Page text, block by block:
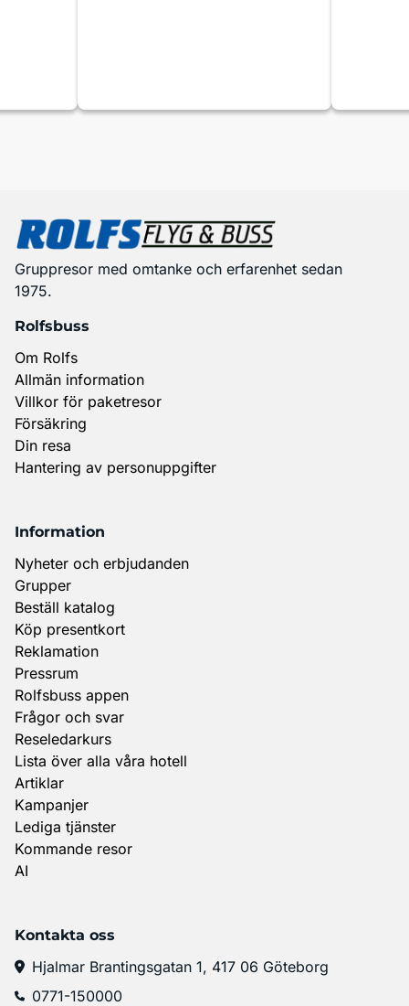
Gruppresor med omtanke och erfarenhet sedan
1975.
Rolfsbuss
Om Rolfs
Allmän information
Villkor för paketresor
Försäkring
Din resa
Hantering av personuppgifter
Information
Nyheter och erbjudanden
Grupper
Beställ katalog
Köp presentkort
Reklamation
Pressrum
Rolfsbuss appen
Frågor och svar
Reseledarkurs
Lista över alla våra hotell
Artiklar
Kampanjer
Lediga tjänster
Kommande resor
AI
Kontakta oss
Hjalmar Brantingsgatan 1, 417 06 Göteborg
0771-150000